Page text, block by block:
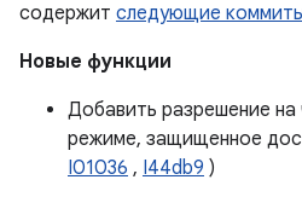
содержит следующие
Новые функции
Добавить разрешение
режиме, защищенное
I01036 , I44db9 )